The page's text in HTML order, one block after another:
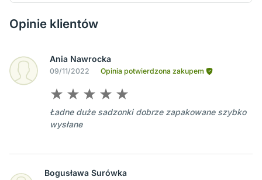
Opinie klientów
Ania Nawrocka
09/11/2022 Opinia potwierdzona zakupem
Ładne duże sadzonki dobrze zapakowane szybko
wysłane
Bogusława Surówka